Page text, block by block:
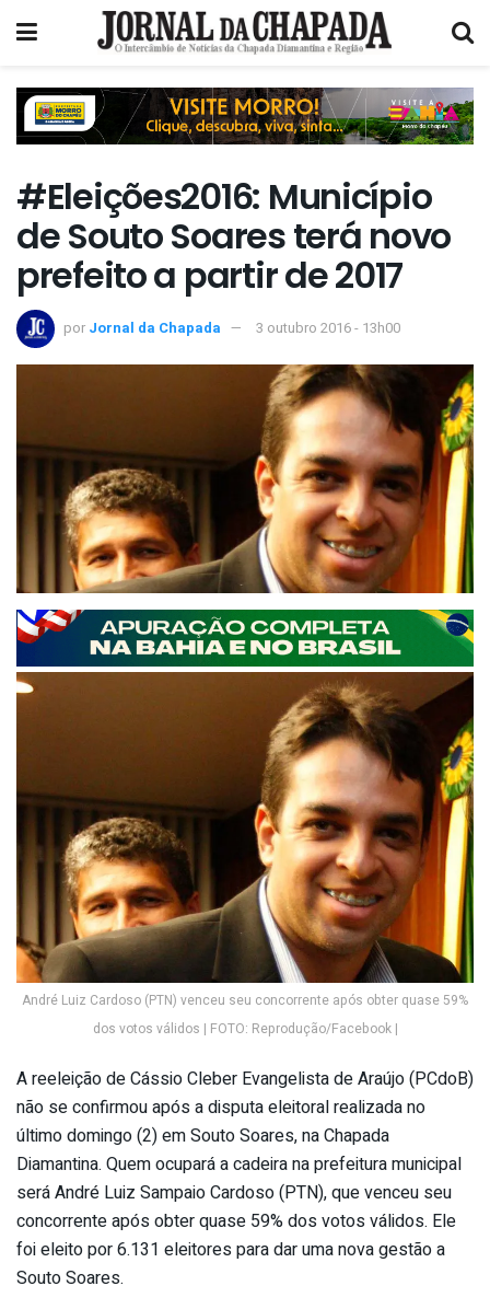
#Eleições2016: Município
de Souto Soares terá novo
prefeito a partir de 2017
por Jornal da Chapada 3 outubro 2016 - 13h00
André Luiz Cardoso (PTN) venceu seu concorrente após obter quase 59%
dos votos válidos | FOTO: Reprodução/Facebook |
A reeleição de Cássio Cleber Evangelista de Araújo (PCdoB)
não se confirmou após a disputa eleitoral realizada no
último domingo (2) em Souto Soares, na Chapada
Diamantina. Quem ocupará a cadeira na prefeitura municipal
será André Luiz Sampaio Cardoso (PTN), que venceu seu
concorrente após obter quase 59% dos votos válidos. Ele
foi eleito por 6.131 eleitores para dar uma nova gestão a
Souto Soares.